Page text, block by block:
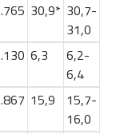
30,9* 30,7-
31,0
6,3
6,2-
6,4
15,9
15,7-
16,0